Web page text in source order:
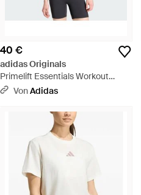
40 €
adidas Originals
Primelift Essentials Workout
Mesh-T-Shirt, Kastig Geschnitten
VonAdidas